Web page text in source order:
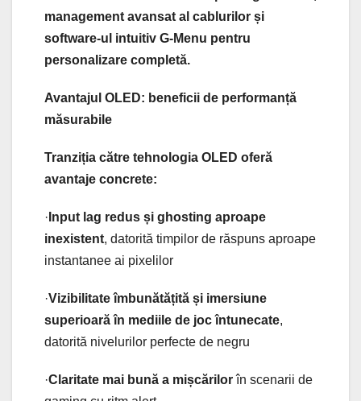
management avansat al cablurilor și
software-ul intuitiv G-Menu pentru
personalizare completă.
Avantajul OLED: beneficii de performanță
măsurabile
Tranziția către tehnologia OLED oferă
avantaje concrete:
· Input lag redus și ghosting aproape
inexistent, datorită timpilor de răspuns aproape
instantanee ai pixelilor
·Vizibilitate îmbunătățită și imersiune
superioară în mediile de joc întunecate,
datorită nivelurilor perfecte de negru
·Claritate mai bună a mișcărilorîn scenarii de